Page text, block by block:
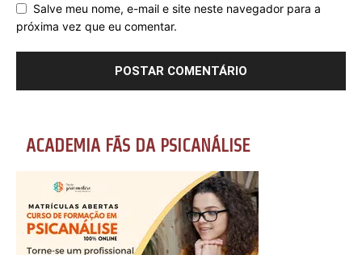
Salve meu nome, e-mail e site neste navegador para a
próxima vez que eu comentar.
ACADEMIA FÃS DA PSICANÁLISE